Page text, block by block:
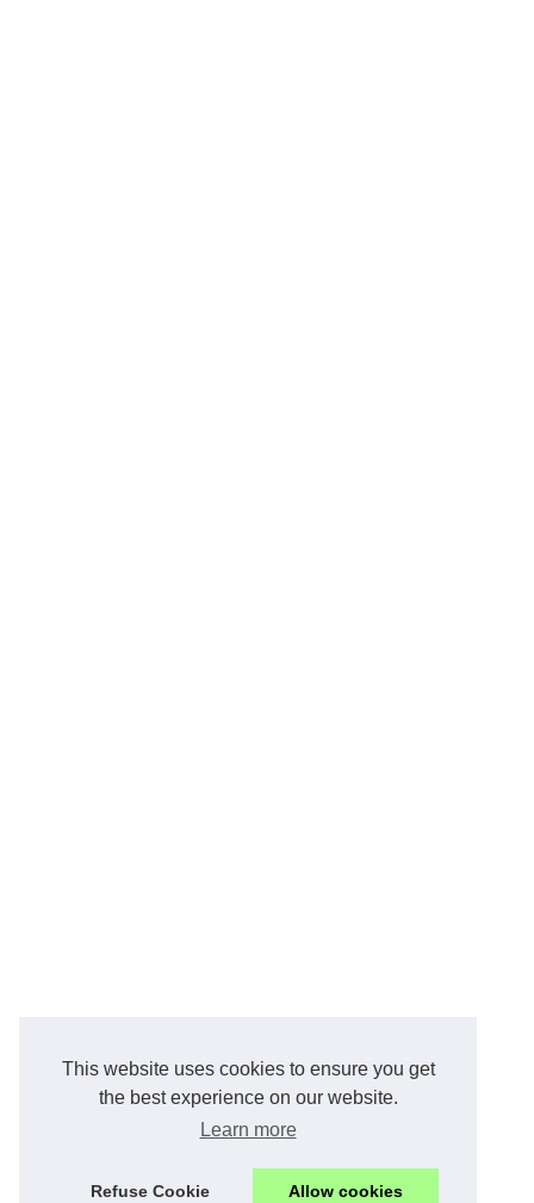
This website uses cookies to ensure you get
the best experience on our website.
Learn more
Refuse Cookie Allow cookies